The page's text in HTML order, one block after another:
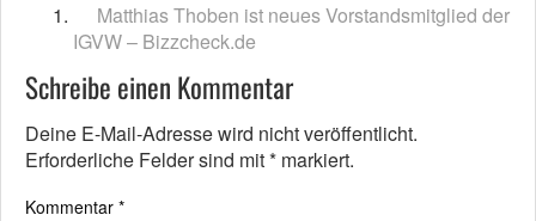
Matthias Thoben ist neues Vorstandsmitglied der
IGVW – Bizzcheck.de
Schreibe einen Kommentar
Deine E-Mail-Adresse wird nicht veröffentlicht.
Erforderliche Felder sind mit* markiert.
Kommentar *